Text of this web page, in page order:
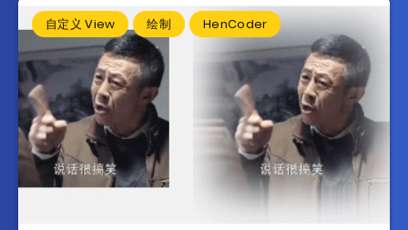
自定义 View 绘制 HenCoder